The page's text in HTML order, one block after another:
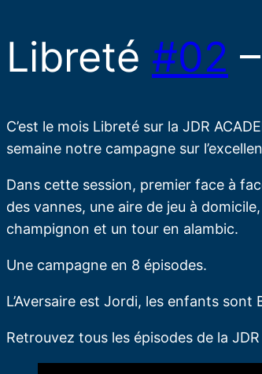
Libreté #02
C’est le mois Libreté sur la JDR
semaine notre campagne sur
Dans cette session, premier face à
des vannes, une aire de jeu à
champignon et un tour en alambic.
Une campagne en 8 épisodes.
L’Aversaire est Jordi, les enfants
Retrouvez tous les épisodes de la